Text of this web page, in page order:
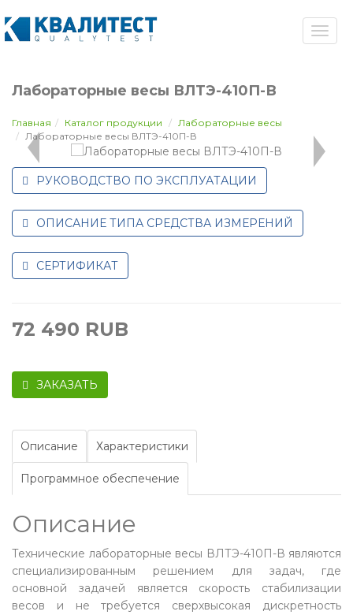
Лабораторные весы ВЛТЭ-410П-В
Главная Каталог продукции
Лабораторные весы
Лабораторные весы ВЛТЭ-410П-В
РУКОВОДСТВО ПО ЭКСПЛУАТАЦИИ
ОПИСАНИЕ ТИПА СРЕДСТВА ИЗМЕРЕНИЙ
СЕРТИФИКАТ
72 490 RUB
ЗАКАЗАТЬ
Описание Характеристики
Программное обеспечение
Описание
Технические лабораторные весы ВЛТЭ-410П-В являются
специализированным решением для задач, где
основной задачей является скорость стабилизации
весов и не требуется сверхвысокая дискретность